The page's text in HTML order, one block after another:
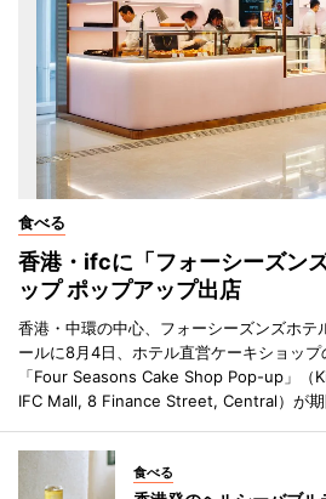
食べる
香港・ifcに「フォーシーズン
ップ ポップアップ出店
香港・中環の中心、フォーシーズンズホテ
ールに8月4日、ホテル直営ケーキショッ
「Four Seasons Cake Shop Pop-up」（
IFC Mall, 8 Finance Street, Central）が期
食べる